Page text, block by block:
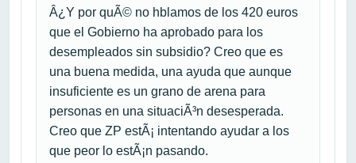
Â¿Y por quÃ© no hblamos de los 420 euros
que el Gobierno ha aprobado para los
desempleados sin subsidio? Creo que es
una buena medida, una ayuda que aunque
insuficiente es un grano de arena para
personas en una situaciÃ³n desesperada.
Creo que ZP estÃ¡ intentando ayudar a los
que peor lo estÃ¡n pasando.